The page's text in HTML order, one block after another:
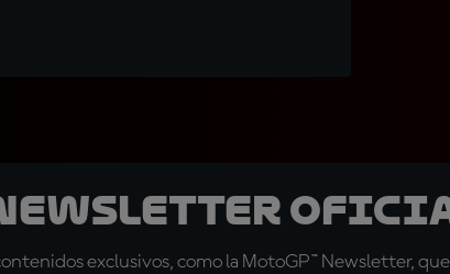
oficial
exclusivos, como la MotoGP™ Newsletter,